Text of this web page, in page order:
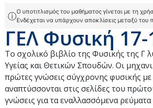
ⓘΟ υποτιτλισμός του μαθήματος γίνεται με τη
Ενδέχεται να υπάρχουν αποκλίσεις μεταξύ
ΓΕΛ Φυσική
Το σχολικό βιβλίο της Φυσικής της Γ
Υγείας και Θετικών Σπουδών. Οι
πρώτες γνώσεις σύγχρονης φυσικής
αναπτύσσονται στις σελίδες του
γνώσεις για τα εναλλασσόμενα